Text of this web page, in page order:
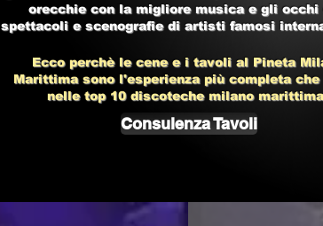
orecchie con la migliore musica e gli occhi
spettacoli e scenografie di artisti famosi
Ecco perchè le cene e i tavoli al Pineta
Marittima sono l'esperienza più completa
nelle top 10discoteche milano
Consulenza Tavoli